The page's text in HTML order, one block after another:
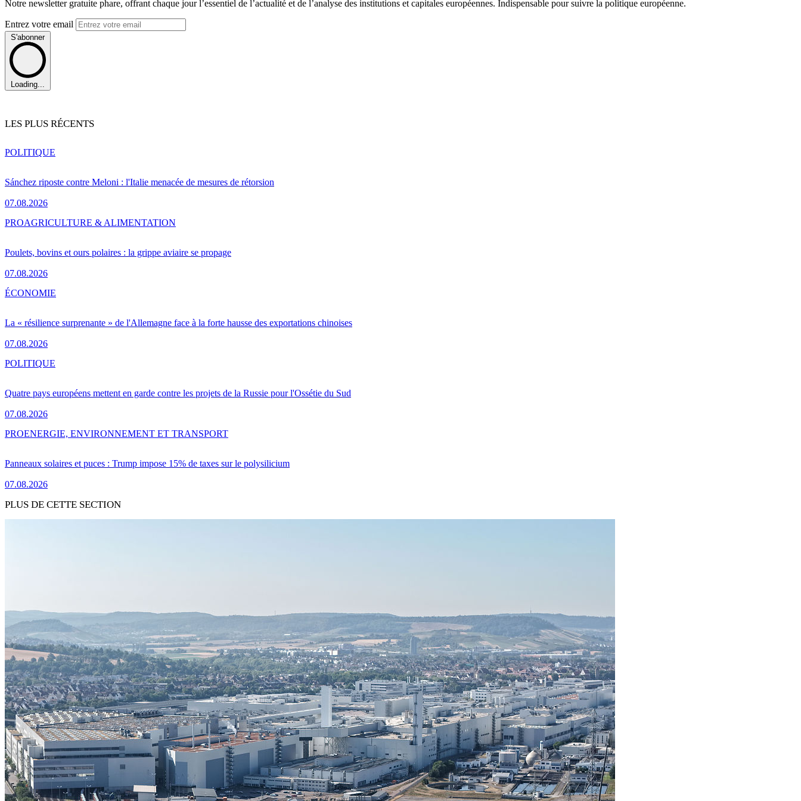
Notre newsletter gratuite phare, offrant chaque jour l’essentiel de l’actualité et de l’analyse des institutions et capitales européennes. Indispensable pour suivre la politique européenne.
Entrez votre email
S'abonner
Loading...
LES PLUS RÉCENTS
Sánchez riposte contre Meloni : l'Italie menacée de mesures de rétorsion
07.08.2026
POLITIQUE
Poulets, bovins et ours polaires : la grippe aviaire se propage
07.08.2026
PROAGRICULTURE & ALIMENTATION
La « résilience surprenante » de l'Allemagne face à la forte hausse des exportations chinoises
07.08.2026
ÉCONOMIE
Quatre pays européens mettent en garde contre les projets de la Russie pour l'Ossétie du Sud
07.08.2026
POLITIQUE
Panneaux solaires et puces : Trump impose 15% de taxes sur le polysilicium
07.08.2026
PROENERGIE, ENVIRONNEMENT ET TRANSPORT
PLUS DE CETTE SECTION